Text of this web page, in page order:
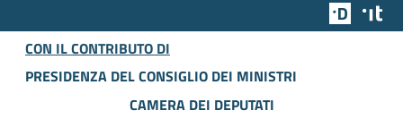
Team
CON IL CONTRIBUTO DI
PRESIDENZA DEL CONSIGLIO DEI MINISTRI
CAMERA DEI DEPUTATI